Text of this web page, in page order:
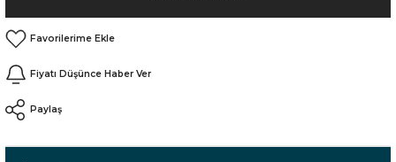
Fiyatı Düşünce Haber Ver
Paylaş